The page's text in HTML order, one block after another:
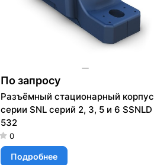
По запросу
Разъёмный стационарный корпус
серии SNL серий 2, 3, 5 и 6 SSNLD
532
0
Подробнее